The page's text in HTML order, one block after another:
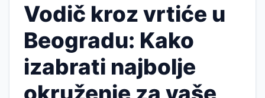
Vodič kroz vrtiće u
Beogradu: Kako
izabrati najbolje